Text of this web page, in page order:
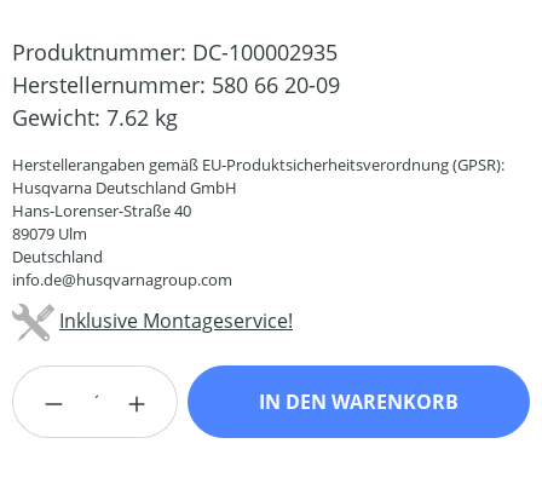
Produktnummer: DC-100002935
Herstellernummer: 580 66 20-09
Gewicht: 7.62 kg
Herstellerangaben gemäß EU-Produktsicherheitsverordnung (GPSR):
Husqvarna Deutschland GmbH
Hans-Lorenser-Straße 40
89079 Ulm
Deutschland
info.de@husqvarnagroup.com
Inklusive Montageservice!
Produkt Anzahl: Gib den gewünschten
IN DEN WARENKORB